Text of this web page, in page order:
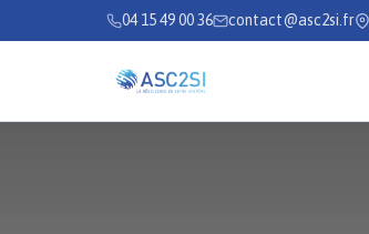
Se rendre au contenu04 15 49 00 36 contact@asc2si.fr